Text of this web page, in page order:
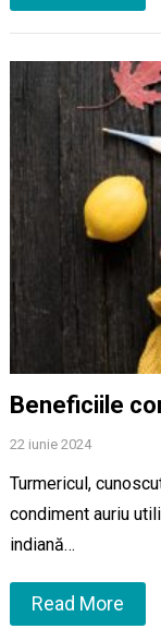
Beneficiile
22 iunie 2024
Turmericul,
condiment auriu
indiană…
Read More